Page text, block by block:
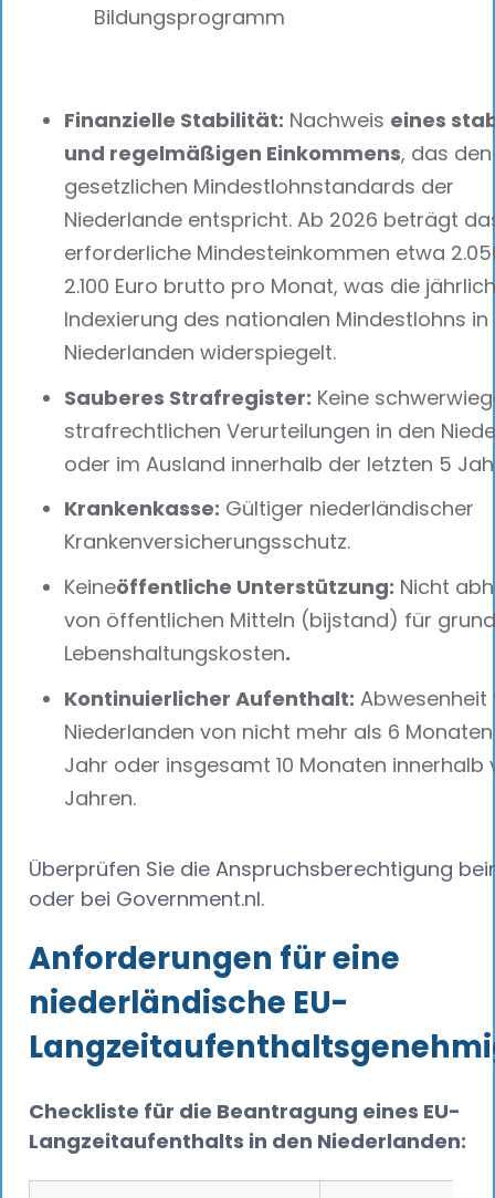
Bildungsprogramm
Finanzielle Stabilität: Nachweis eines
und regelmäßigen Einkommens, das den
gesetzlichen Mindestlohnstandards der
Niederlande entspricht. Ab 2026 beträgt
erforderliche Mindesteinkommen etwa
2.100 Euro brutto pro Monat, was die
Indexierung des nationalen Mindestlohns in
Niederlanden widerspiegelt.
Sauberes Strafregister: Keine
strafrechtlichen Verurteilungen in den
oder im Ausland innerhalb der letzten 5
Krankenkasse: Gültiger niederländischer
Krankenversicherungsschutz.
‍Keineöffentliche Unterstützung: Nicht
von öffentlichen Mitteln (bijstand) für
Lebenshaltungskosten.‍
Kontinuierlicher Aufenthalt: Abwesenheit
Niederlanden von nicht mehr als 6
Jahr oder insgesamt 10 Monaten innerhalb
Jahren.
Überprüfen Sie die Anspruchsberechtigung
oder bei Government.nl.
Anforderungen für eine
niederländische EU-
Checkliste für die Beantragung eines EU-
Langzeitaufenthalts in den Niederlanden: